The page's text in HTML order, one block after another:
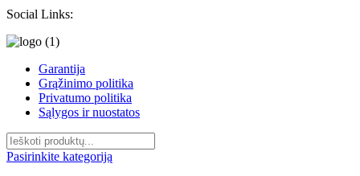
Social Links:
Garantija
Grąžinimo politika
Privatumo politika
Sąlygos ir nuostatos
Pasirinkite kategoriją